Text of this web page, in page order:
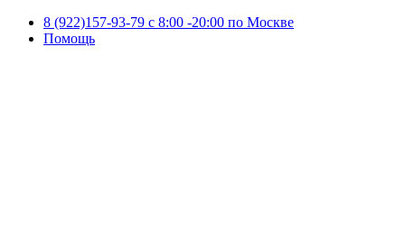
8 (922)157-93-79 c 8:00 -20:00 по Москве
Помощь